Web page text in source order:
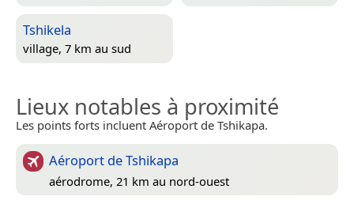
Tshikela
village, 7 km au sud
Lieux notables à proximité
Les points forts incluent Aéroport de Tshikapa.
Aéroport de Tshikapa
aérodrome, 21 km au nord-ouest